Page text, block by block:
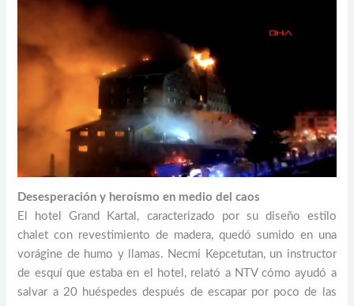
Desesperación y heroísmo en medio del caos
El hotel Grand Kartal, caracterizado por su diseño estilo
chalet con revestimiento de madera, quedó sumido en una
vorágine de humo y llamas. Necmi Kepcetutan, un instructor
de esquí que estaba en el hotel, relató a NTV cómo ayudó a
salvar a 20 huéspedes después de escapar por poco de las